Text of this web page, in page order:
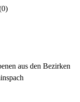
aus den Bezirken